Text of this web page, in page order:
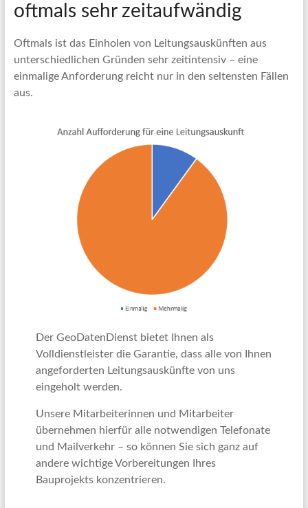
oftmals sehr zeitaufwändig
Oftmals ist das Einholen von Leitungsauskünften aus
unterschiedlichen Gründen sehr zeitintensiv – eine
einmalige Anforderung reicht nur in den seltensten Fällen
aus.
Der GeoDatenDienst bietet Ihnen als
Volldienstleister die Garantie, dass alle von Ihnen
angeforderten Leitungsauskünfte von uns
eingeholt werden.
Unsere Mitarbeiterinnen und Mitarbeiter
übernehmen hierfür alle notwendigen Telefonate
und Mailverkehr – so können Sie sich ganz auf
andere wichtige Vorbereitungen Ihres
Bauprojekts konzentrieren.